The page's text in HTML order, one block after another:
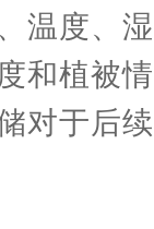
温度、
和植被
对于后